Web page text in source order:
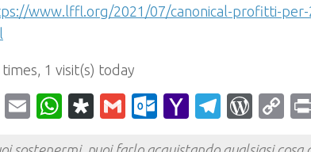
www.lffl.org/2021/07/canonical-profitti-per-
1 visit(s) today
Twitter
EmailWhatsApp
Diaspora
GmailOutlook.com
Yahoo